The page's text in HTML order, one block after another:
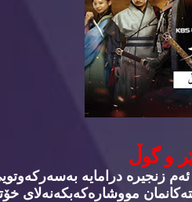
و گوڵ
زنجیره‌ درامایه‌
مووشاره‌كه‌بكه‌نه‌لای